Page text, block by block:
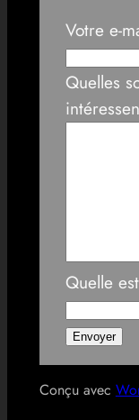
Votre e-
Quelles
Quelle
Conçu avec